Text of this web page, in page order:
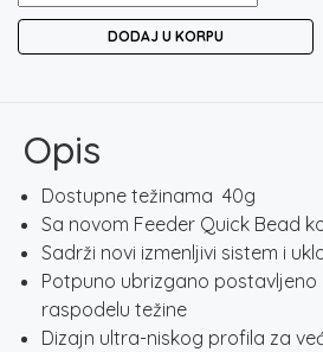
ALLOY
DODAJ U KORPU
Opis
Dostupne težinama 40g
Sa novom Feeder Quick Bead
Sadrži novi izmenljivi sistem i
Potpuno ubrizgano
raspodelu težine
Dizajn ultra-niskog profila za